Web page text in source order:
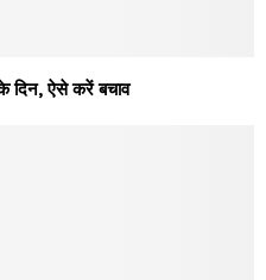
दिन, ऐसे करें बचाव